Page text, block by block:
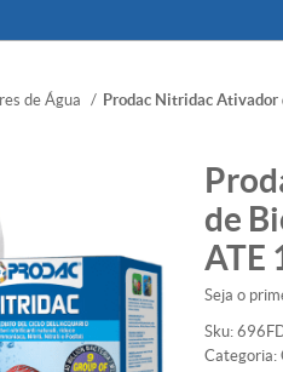
de Água Prodac Nitridac Ativador
de
ATE
Seja o
Sku:
Categoria: